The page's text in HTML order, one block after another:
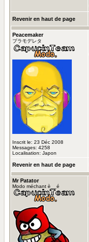
Revenir en haut de page
Peacemaker
プラモデレタ
Inscrit le: 23 Déc 2008
Messages: 4258
Localisation: Japon
Revenir en haut de page
Mr Patator
Modo méchant è__é